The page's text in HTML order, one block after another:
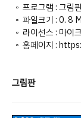
◦ 프로그램 : 그림
◦ 파일크기 : 0. 8
◦ 라이선스 : 마이
◦ 홈페이지 :
그림판